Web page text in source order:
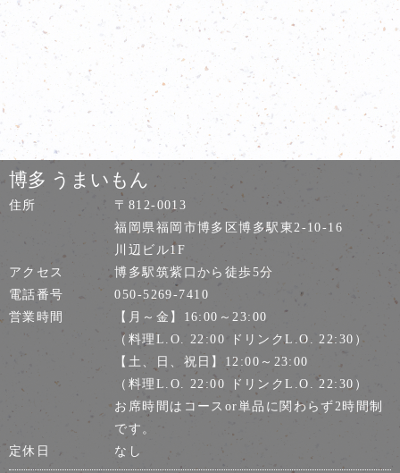
博多 うまいもん
住所
〒812-0013
福岡県福岡市博多区博多駅東2-10-16
川辺ビル1F
アクセス
博多駅筑紫口から徒歩5分
電話番号
050-5269-7410
営業時間
【月～金】16:00～23:00
（料理L.O. 22:00 ドリンクL.O. 22:30）
【土、日、祝日】12:00～23:00
（料理L.O. 22:00 ドリンクL.O. 22:30）
お席時間はコースor単品に関わらず2時間制
です。
定休日
なし